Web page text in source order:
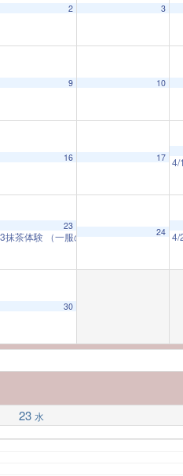
2 3
9 10
16 17 4/
に触れる）10:00 AM
23
抹茶体験 （一服のお茶とともに 日本の
24 4/
とともに 日本の美に触れる）
30
23 水